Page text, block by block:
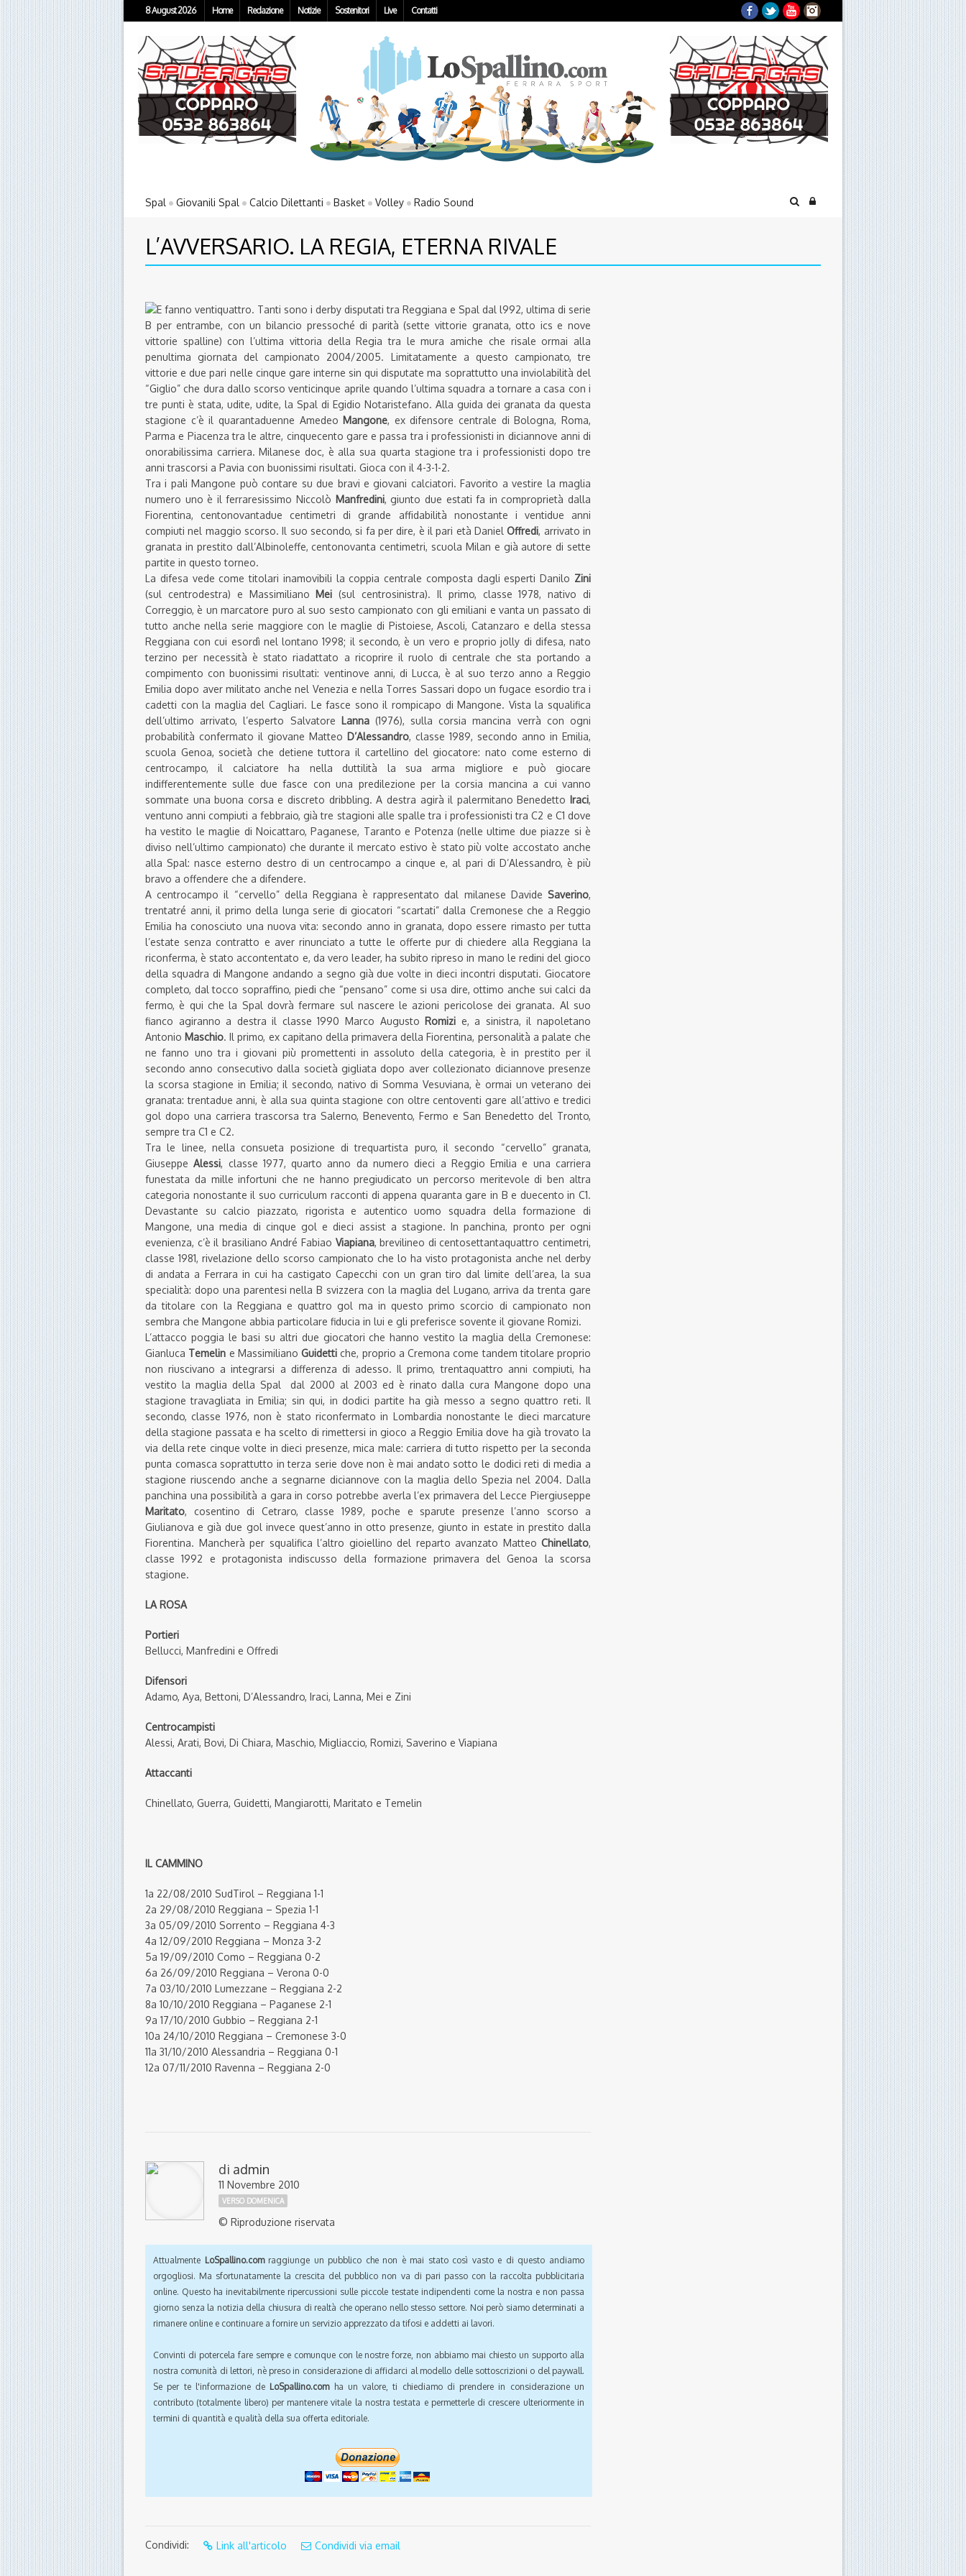
8 August 2026 Home Redazione Notizie Sostenitori Live Contatti Facebook
TwitterYouTubeInstagram
Spal Giovanili Spal Calcio Dilettanti Basket Volley Radio Sound
L’AVVERSARIO. LA REGIA, ETERNA RIVALE
E fanno ventiquattro. Tanti sono i derby disputati tra Reggiana e Spal dal l992, ultima di serie
B per entrambe, con un bilancio pressoché di parità (sette vittorie granata, otto ics e nove
vittorie spalline) con l’ultima vittoria della Regia tra le mura amiche che risale ormai alla
penultima giornata del campionato 2004/2005. Limitatamente a questo campionato, tre
vittorie e due pari nelle cinque gare interne sin qui disputate ma soprattutto una inviolabilità del
“Giglio” che dura dallo scorso venticinque aprile quando l’ultima squadra a tornare a casa con i
tre punti è stata, udite, udite, la Spal di Egidio Notaristefano. Alla guida dei granata da questa
stagione c’è il quarantaduenne Amedeo Mangone, ex difensore centrale di Bologna, Roma,
Parma e Piacenza tra le altre, cinquecento gare e passa tra i professionisti in diciannove anni di
onorabilissima carriera. Milanese doc, è alla sua quarta stagione tra i professionisti dopo tre
anni trascorsi a Pavia con buonissimi risultati. Gioca con il 4-3-1-2.
Tra i pali Mangone può contare su due bravi e giovani calciatori. Favorito a vestire la maglia
numero uno è il ferraresissimo Niccolò Manfredini, giunto due estati fa in comproprietà dalla
Fiorentina, centonovantadue centimetri di grande affidabilità nonostante i ventidue anni
compiuti nel maggio scorso. Il suo secondo, si fa per dire, è il pari età DanielOffredi, arrivato in
granata in prestito dall’Albinoleffe, centonovanta centimetri, scuola Milan e già autore di sette
partite in questo torneo.
La difesa vede come titolari inamovibili la coppia centrale composta dagli esperti Danilo Zini
(sul centrodestra) e Massimiliano Mei(sul centrosinistra). Il primo, classe 1978, nativo di
Correggio, è un marcatore puro al suo sesto campionato con gli emiliani e vanta un passato di
tutto anche nella serie maggiore con le maglie di Pistoiese, Ascoli, Catanzaro e della stessa
Reggiana con cui esordì nel lontano 1998; il secondo, è un vero e proprio jolly di difesa, nato
terzino per necessità è stato riadattato a ricoprire il ruolo di centrale che sta portando a
compimento con buonissimi risultati: ventinove anni, di Lucca, è al suo terzo anno a Reggio
Emilia dopo aver militato anche nel Venezia e nella Torres Sassari dopo un fugace esordio tra i
cadetti con la maglia del Cagliari. Le fasce sono il rompicapo di Mangone. Vista la squalifica
dell’ultimo arrivato, l’esperto Salvatore Lanna(1976), sulla corsia mancina verrà con ogni
probabilità confermato il giovane Matteo D’Alessandro, classe 1989, secondo anno in Emilia,
scuola Genoa, società che detiene tuttora il cartellino del giocatore: nato come esterno di
centrocampo, il calciatore ha nella duttilità la sua arma migliore e può giocare
indifferentemente sulle due fasce con una predilezione per la corsia mancina a cui vanno
sommate una buona corsa e discreto dribbling. A destra agirà il palermitano Benedetto Iraci,
ventuno anni compiuti a febbraio, già tre stagioni alle spalle tra i professionisti tra C2 e C1 dove
ha vestito le maglie di Noicattaro, Paganese, Taranto e Potenza (nelle ultime due piazze si è
diviso nell’ultimo campionato) che durante il mercato estivo è stato più volte accostato anche
alla Spal: nasce esterno destro di un centrocampo a cinque e, al pari di D’Alessandro, è più
bravo a offendere che a difendere.
A centrocampo il “cervello” della Reggiana è rappresentato dal milanese Davide Saverino,
trentatré anni, il primo della lunga serie di giocatori “scartati” dalla Cremonese che a Reggio
Emilia ha conosciuto una nuova vita: secondo anno in granata, dopo essere rimasto per tutta
l’estate senza contratto e aver rinunciato a tutte le offerte pur di chiedere alla Reggiana la
riconferma, è stato accontentato e, da vero leader, ha subito ripreso in mano le redini del gioco
della squadra di Mangone andando a segno già due volte in dieci incontri disputati. Giocatore
completo, dal tocco sopraffino, piedi che “pensano” come si usa dire, ottimo anche sui calci da
fermo, è qui che la Spal dovrà fermare sul nascere le azioni pericolose dei granata. Al suo
fianco agiranno a destra il classe 1990 Marco Augusto Romizi e, a sinistra, il napoletano
Antonio Maschio. Il primo, ex capitano della primavera della Fiorentina, personalità a palate che
ne fanno uno tra i giovani più promettenti in assoluto della categoria, è in prestito per il
secondo anno consecutivo dalla società gigliata dopo aver collezionato diciannove presenze
la scorsa stagione in Emilia; il secondo, nativo di Somma Vesuviana, è ormai un veterano dei
granata: trentadue anni, è alla sua quinta stagione con oltre centoventi gare all’attivo e tredici
gol dopo una carriera trascorsa tra Salerno, Benevento, Fermo e San Benedetto del Tronto,
sempre tra C1 e C2.
Tra le linee, nella consueta posizione di trequartista puro, il secondo “cervello” granata,
GiuseppeAlessi, classe 1977, quarto anno da numero dieci a Reggio Emilia e una carriera
funestata da mille infortuni che ne hanno pregiudicato un percorso meritevole di ben altra
categoria nonostante il suo curriculum racconti di appena quaranta gare in B e duecento in C1.
Devastante su calcio piazzato, rigorista e autentico uomo squadra della formazione di
Mangone, una media di cinque gol e dieci assist a stagione. In panchina, pronto per ogni
evenienza, c’è il brasiliano André Fabiao Viapiana, brevilineo di centosettantaquattro centimetri,
classe 1981, rivelazione dello scorso campionato che lo ha visto protagonista anche nel derby
di andata a Ferrara in cui ha castigato Capecchi con un gran tiro dal limite dell’area, la sua
specialità: dopo una parentesi nella B svizzera con la maglia del Lugano, arriva da trenta gare
da titolare con la Reggiana e quattro gol ma in questo primo scorcio di campionato non
sembra che Mangone abbia particolare fiducia in lui e gli preferisce sovente il giovane Romizi.
L’attacco poggia le basi su altri due giocatori che hanno vestito la maglia della Cremonese:
Gianluca Temelin e Massimiliano Guidetti che, proprio a Cremona come tandem titolare proprio
non riuscivano a integrarsi a differenza di adesso. Il primo, trentaquattro anni compiuti, ha
vestito la maglia della Spal dal 2000 al 2003 ed è rinato dalla cura Mangone dopo una
stagione travagliata in Emilia; sin qui, in dodici partite ha già messo a segno quattro reti. Il
secondo, classe 1976, non è stato riconfermato in Lombardia nonostante le dieci marcature
della stagione passata e ha scelto di rimettersi in gioco a Reggio Emilia dove ha già trovato la
via della rete cinque volte in dieci presenze, mica male: carriera di tutto rispetto per la seconda
punta comasca soprattutto in terza serie dove non è mai andato sotto le dodici reti di media a
stagione riuscendo anche a segnarne diciannove con la maglia dello Spezia nel 2004. Dalla
panchina una possibilità a gara in corso potrebbe averla l’ex primavera del Lecce Piergiuseppe
Maritato, cosentino di Cetraro, classe 1989, poche e sparute presenze l’anno scorso a
Giulianova e già due gol invece quest’anno in otto presenze, giunto in estate in prestito dalla
Fiorentina. Mancherà per squalifica l’altro gioiellino del reparto avanzato Matteo Chinellato,
classe 1992 e protagonista indiscusso della formazione primavera del Genoa la scorsa
stagione.
LA ROSA
Portieri
Bellucci, Manfredini e Offredi
Difensori
Adamo, Aya, Bettoni, D’Alessandro, Iraci, Lanna, Mei e Zini
Centrocampisti
Alessi, Arati, Bovi, Di Chiara, Maschio, Migliaccio, Romizi, Saverino e Viapiana
Attaccanti
Chinellato, Guerra, Guidetti, Mangiarotti, Maritato e Temelin
IL CAMMINO
1a 22/08/2010 SudTirol – Reggiana 1-1
2a 29/08/2010 Reggiana – Spezia 1-1
3a 05/09/2010 Sorrento – Reggiana 4-3
4a 12/09/2010 Reggiana – Monza 3-2
5a 19/09/2010 Como – Reggiana 0-2
6a 26/09/2010 Reggiana – Verona 0-0
7a 03/10/2010 Lumezzane – Reggiana 2-2
8a 10/10/2010 Reggiana – Paganese 2-1
9a 17/10/2010 Gubbio – Reggiana 2-1
10a 24/10/2010 Reggiana – Cremonese 3-0
11a 31/10/2010 Alessandria – Reggiana 0-1
12a 07/11/2010 Ravenna – Reggiana 2-0
di admin
11 Novembre 2010
VERSO DOMENICA
© Riproduzione riservata
Attualmente LoSpallino.comraggiunge un pubblico che non è mai stato così vasto e di questo andiamo
orgogliosi. Ma sfortunatamente la crescita del pubblico non va di pari passo con la raccolta pubblicitaria
online. Questo ha inevitabilmente ripercussioni sulle piccole testate indipendenti come la nostra e non passa
giorno senza la notizia della chiusura di realtà che operano nello stesso settore. Noi però siamo determinati a
rimanere online e continuare a fornire un servizio apprezzato da tifosi e addetti ai lavori.
Convinti di potercela fare sempre e comunque con le nostre forze, non abbiamo mai chiesto un supporto alla
nostra comunità di lettori, nè preso in considerazione di affidarci al modello delle sottoscrizioni o del paywall.
Se per te l'informazione de LoSpallino.comha un valore, ti chiediamo di prendere in considerazione un
contributo (totalmente libero) per mantenere vitale la nostra testata e permetterle di crescere ulteriormente in
termini di quantità e qualità della sua offerta editoriale.
Condividi: Link all'articolo Condividi via email